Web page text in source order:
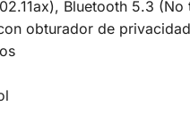
Bluetooth 5.3
obturador de privacidad